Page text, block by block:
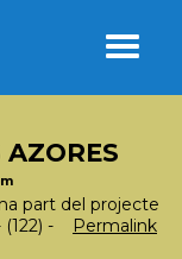
AZORES
part del projecte
(122) -
Permalink